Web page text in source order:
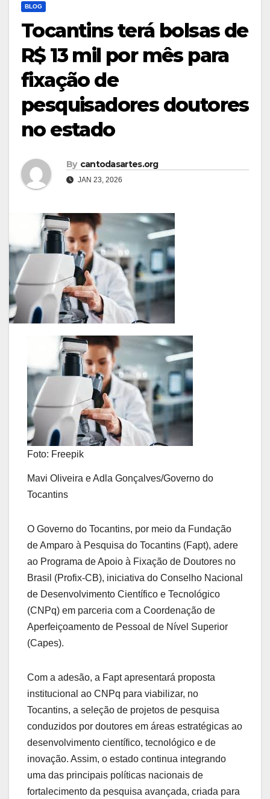
BLOG
Tocantins terá bolsas de
R$ 13 mil por mês para
fixação de
pesquisadores doutores
no estado
By cantodasartes.org
JAN 23, 2026
Foto: Freepik
Mavi Oliveira e Adla Gonçalves/Governo do
Tocantins
O Governo do Tocantins, por meio da Fundação
de Amparo à Pesquisa do Tocantins (Fapt), adere
ao Programa de Apoio à Fixação de Doutores no
Brasil (Profix-CB), iniciativa do Conselho Nacional
de Desenvolvimento Científico e Tecnológico
(CNPq) em parceria com a Coordenação de
Aperfeiçoamento de Pessoal de Nível Superior
(Capes).
Com a adesão, a Fapt apresentará proposta
institucional ao CNPq para viabilizar, no
Tocantins, a seleção de projetos de pesquisa
conduzidos por doutores em áreas estratégicas ao
desenvolvimento científico, tecnológico e de
inovação. Assim, o estado continua integrando
uma das principais políticas nacionais de
fortalecimento da pesquisa avançada, criada para